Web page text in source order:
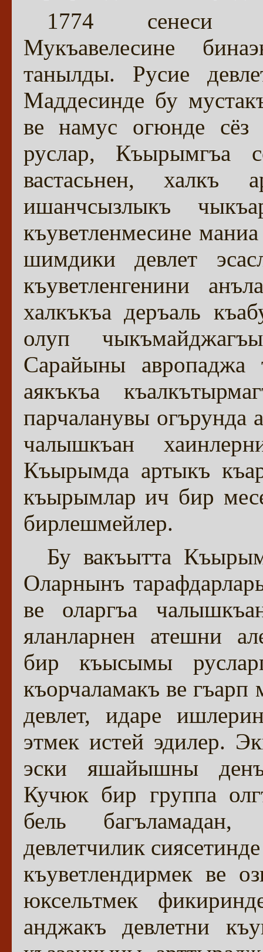
1774 сенеси
Мукъавелесине
танылды. Русие
Маддесинде бу
ве намус огюнде сёз
руслар, Къырымгъа
вастасьнен, халкъ
ишанчсызлыкъ
къуветленмесине
шимдики девлет
къуветленгенини
халкъкъа деръаль
олуп
Сарайыны авропаджа
аякъкъа
парчаланувы огърунда
чалышкъан
Къырымда артыкъ
къырымлар ич бир
бирлешмейлер.
Бу вакъытта
Оларнынъ
ве оларгъа
яланларнен атешни
бир къысымы
къорчаламакъ ве
девлет, идаре
этмек истей эдилер.
эски яшайышны
Кучюк бир группа
бель багъламадан,
девлетчилик
къуветлендирмек ве
юксельтмек
анджакъ девлетни